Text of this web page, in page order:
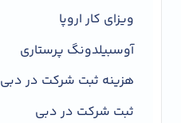
ویزای کار اروپا
آوسبیلدونگ پرستاری
هزینه ثبت شرکت در دبی
ثبت شرکت در دبی